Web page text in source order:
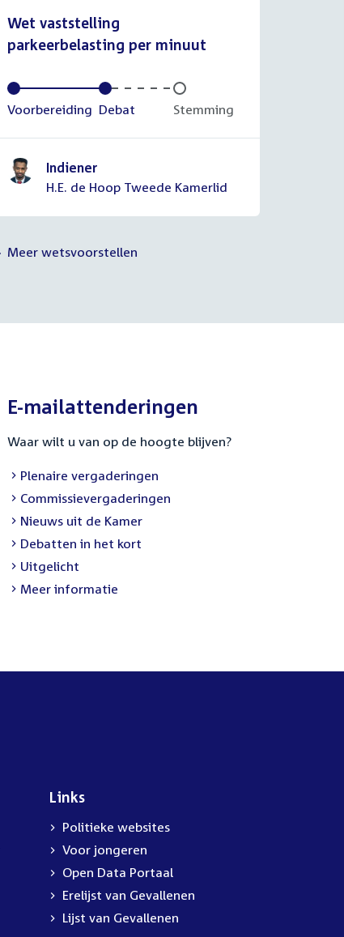
Wet vaststelling
parkeerbelasting per minuut
Voltooid:
Voorbereiding Voltooid:
Debat Onvoltooid:
Stemming
Indiener
H.E. de Hoop Tweede Kamerlid
Meer wetsvoorstellen
E-mailattenderingen
Waar wilt u van op de hoogte blijven?
Plenaire vergaderingen
Commissievergaderingen
Nieuws uit de Kamer
Debatten in het kort
Uitgelicht
Meer informatie
Links
Politieke websites
Voor jongeren
Open Data Portaal
Erelijst van Gevallenen
Lijst van Gevallenen